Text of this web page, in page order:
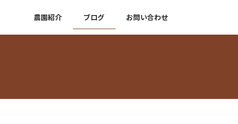
農園紹介 ブログ お問い合わせ